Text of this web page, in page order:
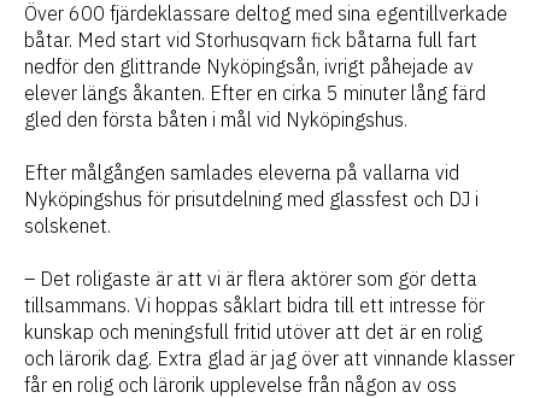
Över 600 fjärdeklassare deltog med sina egentillverkade
båtar. Med start vid Storhusqvarn fick båtarna full fart
nedför den glittrande Nyköpingsån, ivrigt påhejade av
elever längs åkanten. Efter en cirka 5 minuter lång färd
gled den första båten i mål vid Nyköpingshus.
Efter målgången samlades eleverna på vallarna vid
Nyköpingshus för prisutdelning med glassfest och DJ i
solskenet.
– Det roligaste är att vi är flera aktörer som gör detta
tillsammans. Vi hoppas såklart bidra till ett intresse för
kunskap och meningsfull fritid utöver att det är en rolig
och lärorik dag. Extra glad är jag över att vinnande klasser
får en rolig och lärorik upplevelse från någon av oss